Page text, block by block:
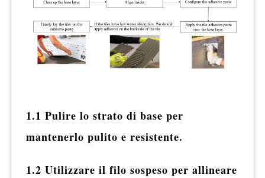
1.1 Pulire lo strato di base per
mantenerlo pulito e resistente.
1.2 Utilizzare il filo sospeso per allineare